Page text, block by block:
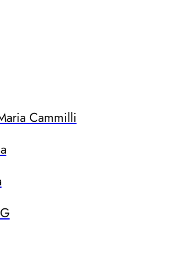
Cammilli